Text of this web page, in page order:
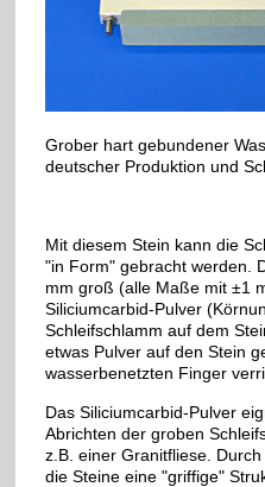
Grober hart gebundener
deutscher Produktion und
Mit diesem Stein kann die
"in Form" gebracht werden.
mm groß (alle Maße mit ±1
Siliciumcarbid-Pulver
Schleifschlamm auf dem
etwas Pulver auf den Stein
wasserbenetzten Finger
Das Siliciumcarbid-Pulver
Abrichten der groben
z.B. einer Granitfliese.
die Steine eine "griffige"